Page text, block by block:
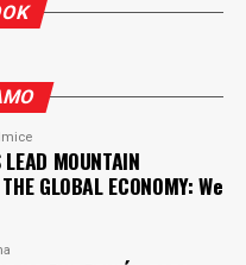
LEAD MOUNTAIN
GLOBAL ECONOMY: We